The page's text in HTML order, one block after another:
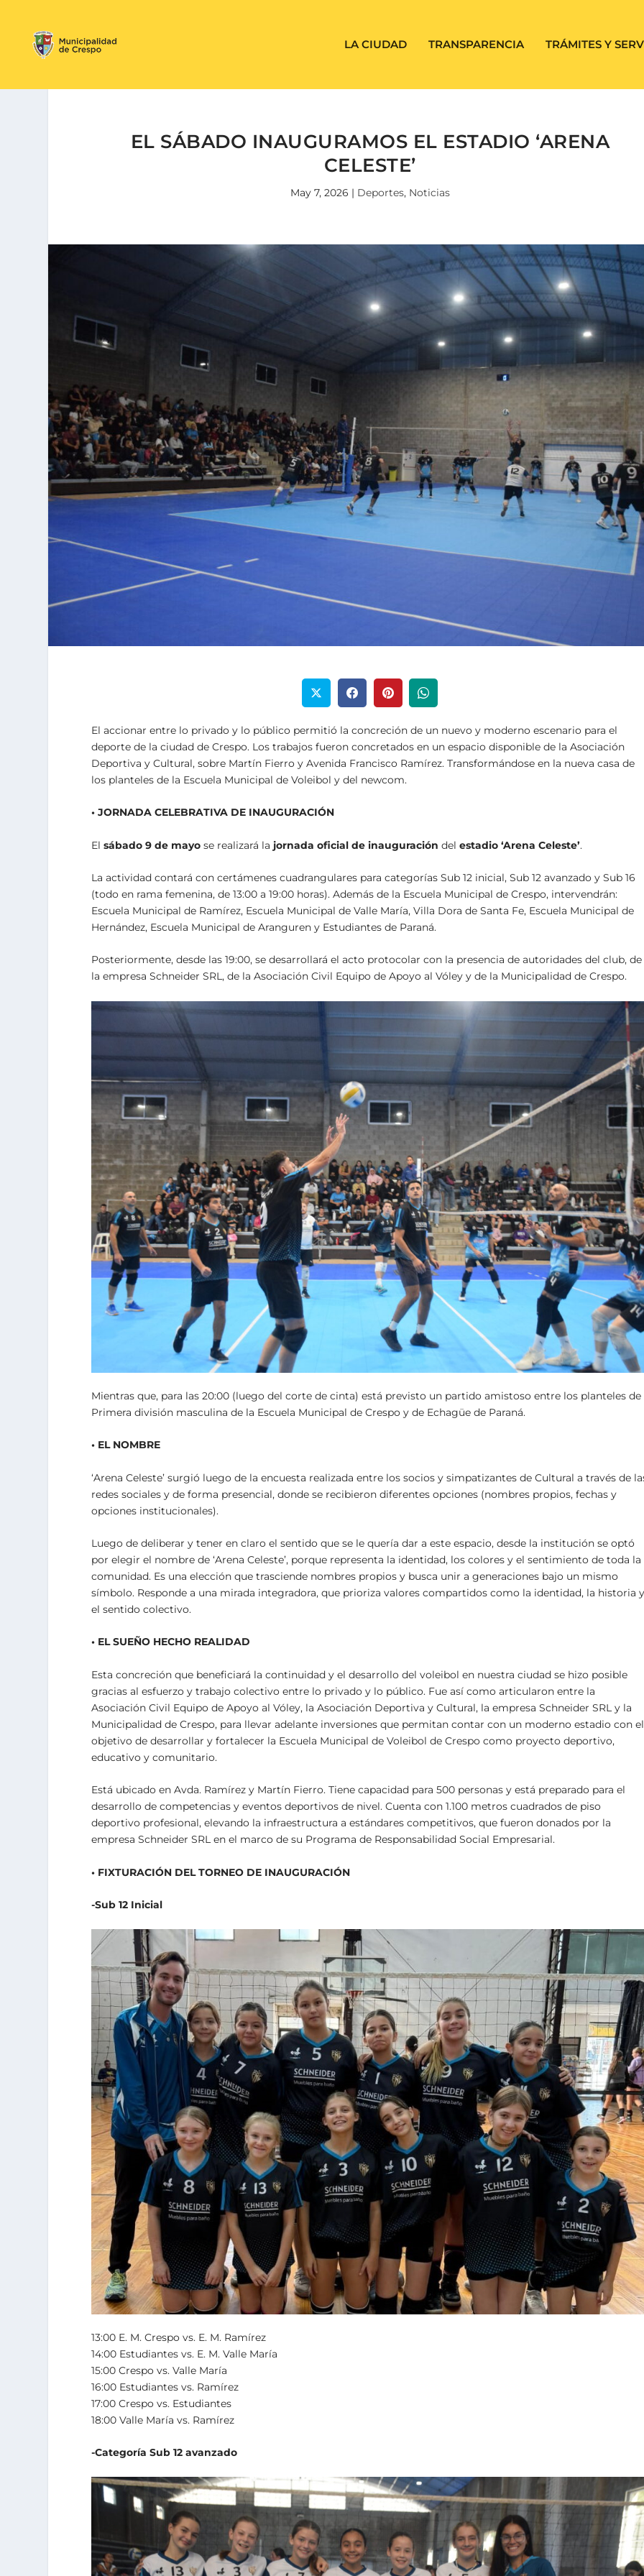
LA CIUDAD TRANSPARENCIA TRÁMITES Y
EL SÁBADO INAUGURAMOS EL ESTADIO ‘ARENA
CELESTE’
May 7, 2026 | Deportes, Noticias
El accionar entre lo privado y lo público permitió la concreción de un nuevo y moderno escenario para el
deporte de la ciudad de Crespo. Los trabajos fueron concretados en un espacio disponible de la Asociación
Deportiva y Cultural, sobre Martín Fierro y Avenida Francisco Ramírez. Transformándose en la nueva casa de
los planteles de la Escuela Municipal de Voleibol y del newcom.
• JORNADA CELEBRATIVA DE INAUGURACIÓN
El sábado 9 de mayo se realizará la jornada oficial de inauguración delestadio ‘Arena Celeste’.
La actividad contará con certámenes cuadrangulares para categorías Sub 12 inicial, Sub 12 avanzado y Sub 16
(todo en rama femenina, de 13:00 a 19:00 horas). Además de la Escuela Municipal de Crespo, intervendrán:
Escuela Municipal de Ramírez, Escuela Municipal de Valle María, Villa Dora de Santa Fe, Escuela Municipal de
Hernández, Escuela Municipal de Aranguren y Estudiantes de Paraná.
Posteriormente, desde las 19:00, se desarrollará el acto protocolar con la presencia de autoridades del club, de
la empresa Schneider SRL, de la Asociación Civil Equipo de Apoyo al Vóley y de la Municipalidad de Crespo.
Mientras que, para las 20:00 (luego del corte de cinta) está previsto un partido amistoso entre los planteles de
Primera división masculina de la Escuela Municipal de Crespo y de Echagüe de Paraná.
• EL NOMBRE
‘Arena Celeste’ surgió luego de la encuesta realizada entre los socios y simpatizantes de Cultural a través de
redes sociales y de forma presencial, donde se recibieron diferentes opciones (nombres propios, fechas y
opciones institucionales).
Luego de deliberar y tener en claro el sentido que se le quería dar a este espacio, desde la institución se optó
por elegir el nombre de ‘Arena Celeste’, porque representa la identidad, los colores y el sentimiento de toda la
comunidad. Es una elección que trasciende nombres propios y busca unir a generaciones bajo un mismo
símbolo. Responde a una mirada integradora, que prioriza valores compartidos como la identidad, la historia
el sentido colectivo.
• EL SUEÑO HECHO REALIDAD
Esta concreción que beneficiará la continuidad y el desarrollo del voleibol en nuestra ciudad se hizo posible
gracias al esfuerzo y trabajo colectivo entre lo privado y lo público. Fue así como articularon entre la
Asociación Civil Equipo de Apoyo al Vóley, la Asociación Deportiva y Cultural, la empresa Schneider SRL y la
Municipalidad de Crespo, para llevar adelante inversiones que permitan contar con un moderno estadio con el
objetivo de desarrollar y fortalecer la Escuela Municipal de Voleibol de Crespo como proyecto deportivo,
educativo y comunitario.
Está ubicado en Avda. Ramírez y Martín Fierro. Tiene capacidad para 500 personas y está preparado para el
desarrollo de competencias y eventos deportivos de nivel. Cuenta con 1.100 metros cuadrados de piso
deportivo profesional, elevando la infraestructura a estándares competitivos, que fueron donados por la
empresa Schneider SRL en el marco de su Programa de Responsabilidad Social Empresarial.
• FIXTURACIÓN DEL TORNEO DE INAUGURACIÓN
-Sub 12 Inicial
13:00 E. M. Crespo vs. E. M. Ramírez
14:00 Estudiantes vs. E. M. Valle María
15:00 Crespo vs. Valle María
16:00 Estudiantes vs. Ramírez
17:00 Crespo vs. Estudiantes
18:00 Valle María vs. Ramírez
-Categoría Sub 12 avanzado